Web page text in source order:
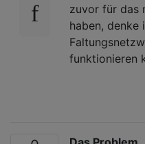
zuvor für das
haben, denke
funktionieren